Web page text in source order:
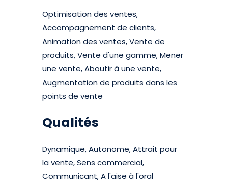
Optimisation des ventes,
Accompagnement de clients,
Animation des ventes, Vente de
produits, Vente d'une gamme, Mener
une vente, Aboutir à une vente,
Augmentation de produits dans les
points de vente
Qualités
Dynamique, Autonome, Attrait pour
la vente, Sens commercial,
Communicant, A l'aise à l'oral